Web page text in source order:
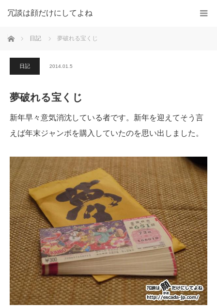
冗談は顔だけにしてよね
ホーム 日記 夢破れる宝くじ
日記 2014.01.5
夢破れる宝くじ
新年早々意気消沈している者です。新年を迎えてそう言
えば年末ジャンボを購入していたのを思い出しました。